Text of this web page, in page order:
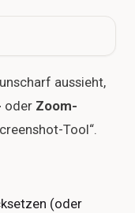
aussieht,
oder Zoom-
Tool“.
(oder